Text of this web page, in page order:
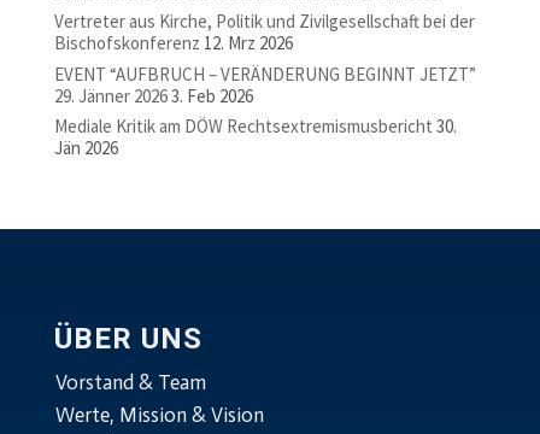
Vertreter aus Kirche, Politik und Zivilgesellschaft bei der
Bischofskonferenz 12. Mrz 2026
EVENT “AUFBRUCH – VERÄNDERUNG BEGINNT JETZT”
29. Jänner 20263. Feb 2026
Mediale Kritik am DÖW Rechtsextremismusbericht 30.
Jän 2026
ÜBER UNS
Vorstand & Team
Werte, Mission & Vision